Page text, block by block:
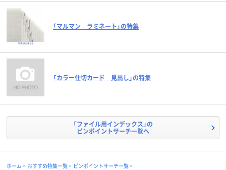
「マルマン ラミネート」の特集
「カラー仕切カード 見出し」の特集
「ファイル用インデックス」の
ピンポイントサーチ一覧へ
ホーム おすすめ特集一覧
ピンポイントサーチ一覧